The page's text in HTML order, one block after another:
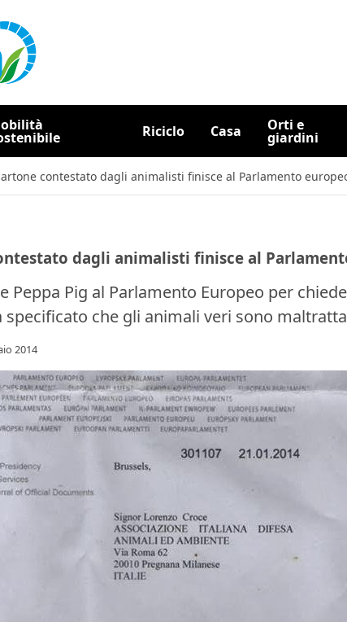
Riciclo Casa Orti e
giardini
contestato dagli animalisti finisce al Parlamento
dagli animalisti finisce al
Peppa Pig al Parlamento Europeo per
specificato che gli animali veri sono
2014